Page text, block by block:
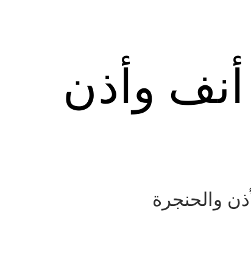
أنف وأذن
والحنجرة